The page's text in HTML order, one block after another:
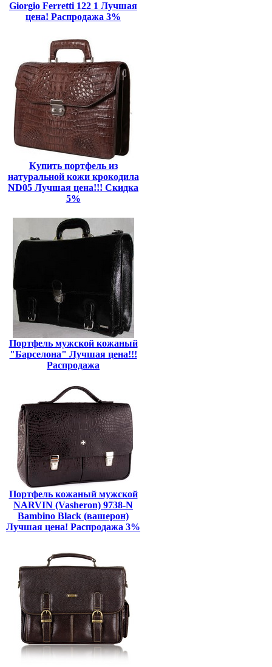
Giorgio Ferretti 122 1 Лучшая
цена! Распродажа 3%
Купить портфель из
натуральной кожи крокодила
ND05 Лучшая цена!!! Скидка
5%
Портфель мужской кожаный
"Барселона" Лучшая цена!!!
Распродажа
Портфель кожаный мужской
NARVIN (Vasheron) 9738-N
Bambino Black (вашерон)
Лучшая цена! Распродажа 3%